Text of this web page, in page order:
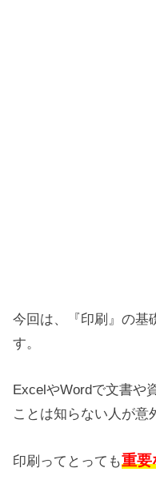
今回は、『印刷』の基
す。
ExcelやWordで文書や
ことは知らない人が意
印刷ってとっても重要